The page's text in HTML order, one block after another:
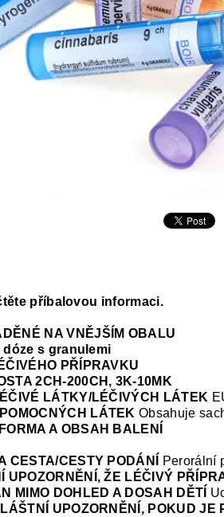
příbalovou informaci.
NA VNĚJŠÍM OBALU
dóze s granulemi
PŘÍPRAVKU
2CH-200CH, 3K-10MK
LÁTKY/LÉČIVÝCH LÁTEK
LÁTEK Obsahuje
A OBSAH BALENÍ
CESTA/CESTY PODÁNÍ
Perorální
UPOZORNĚNÍ, ŽE LÉČIVÝ
MIMO DOHLED A DOSAH DĚTÍ
UPOZORNĚNÍ, POKUD JE